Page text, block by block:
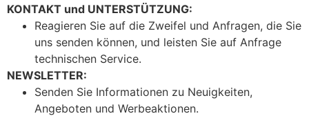
KONTAKT und UNTERSTÜTZUNG:
Reagieren Sie auf die Zweifel und Anfragen, die Sie
uns senden können, und leisten Sie auf Anfrage
technischen Service.
NEWSLETTER:
Senden Sie Informationen zu Neuigkeiten,
Angeboten und Werbeaktionen.